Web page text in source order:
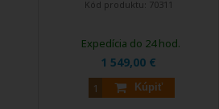
Kód produktu: 70311
1 549,00 €
Kúpiť
Expedícia do 24 hod.